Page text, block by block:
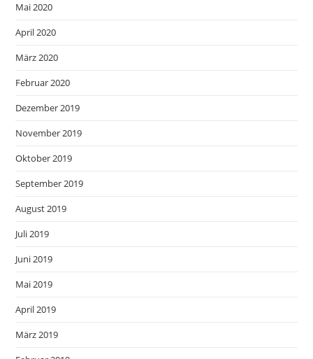
Mai 2020
April 2020
März 2020
Februar 2020
Dezember 2019
November 2019
Oktober 2019
September 2019
August 2019
Juli 2019
Juni 2019
Mai 2019
April 2019
März 2019